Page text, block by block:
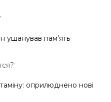
пам’ять
оприлюднено нові